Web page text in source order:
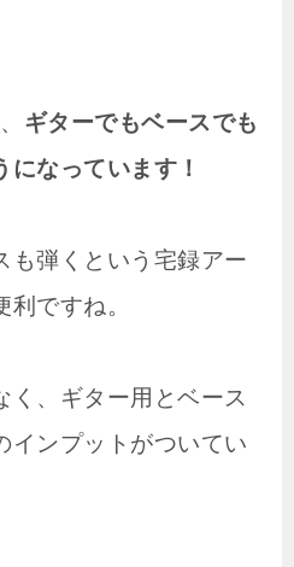
ギターでもベースでも
になっています！
も弾くという宅録アー
ですね。
く、ギター用とベース
インプットがついてい